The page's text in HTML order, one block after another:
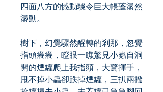
四面八方的憾動驟令巨大帳蓬盪然
盪動。
樹下，幻覺驟然醒轉的剎那，忽覺
指頭癢癢，瞪眼一瞧驚見小蟲自洞
開的煙罐爬上我指頭，大驚揮手，
甩不掉小蟲卻跌掉煙罐，三扒兩撥